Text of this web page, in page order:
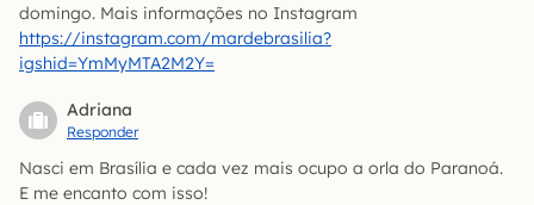
domingo. Mais informações no Instagram
https://instagram.com/mardebrasilia?
igshid=YmMyMTA2M2Y=
Adriana
Responder
Nasci em Brasília e cada vez mais ocupo a orla do Paranoá.
E me encanto com isso!